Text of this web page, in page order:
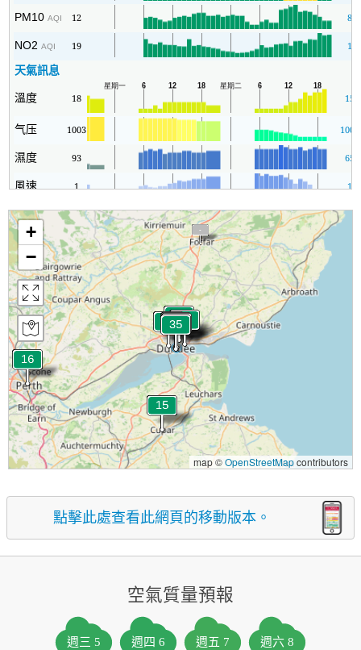
PM10AQI 12 8
NO2AQI 19 1
天氣訊息
溫度 18 15
气压 1003 1003
濕度 93 65
風速 1 1
+
−
map ©OpenStreetMapcontributors
點擊此處查看此網頁的移動版本。
空氣質量預報
週三 5 週四 6 週五 7 週六 8